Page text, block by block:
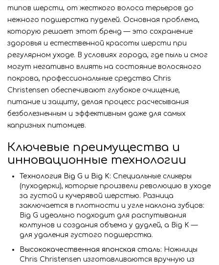
типов шерсти, от жесткого волоса терьеров до
нежного подшерстка пуделей. Основная проблема,
которую решает этот бренд — это сохранение
здоровья и естественной красоты шерсти при
регулярном уходе. В условиях города, где пыль и смог
могут негативно влиять на состояние волосяного
покрова, профессиональные средства Chris
Christensen обеспечивают глубокое очищение,
питание и защиту, делая процесс расчесывания
безболезненным и эффективным даже для самых
капризных питомцев.
Ключевые преимущества и
инновационные технологии
Технология Big G и Big K: Специальные сликеры
(пуходерки), которые произвели революцию в уходе
за густой и кучерявой шерстью. Разница
заключается в плотности и угле наклона зубцов:
Big G идеально подходит для распутывания
колтунов и создания объема у дудлей, а Big K —
для удаления густого подшерстка.
Высококачественная японская сталь: Ножницы
Chris Christensen изготавливаются вручную из